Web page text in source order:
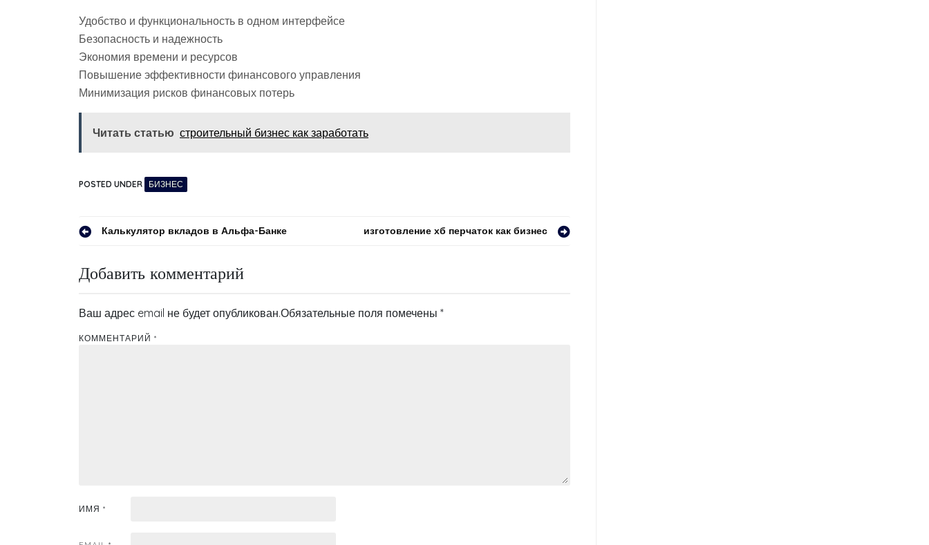
Удобство и функциональность в одном интерфейсе
Безопасность и надежность
Экономия времени и ресурсов
Повышение эффективности финансового управления
Минимизация рисков финансовых потерь
Читать статью строительный бизнес как заработать
POSTED UNDER БИЗНЕС
Навигация
по
записям
Калькулятор вкладов в Альфа-Банке изготовление хб перчаток как бизнес
Добавить комментарий
Ваш адрес email не будет опубликован.Обязательные поля помечены *
КОММЕНТАРИЙ *
ИМЯ *